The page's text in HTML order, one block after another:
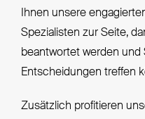
Ihnen unsere
Spezialisten zur Seite,
beantwortet werden und
Entscheidungen treffen
Zusätzlich profitieren